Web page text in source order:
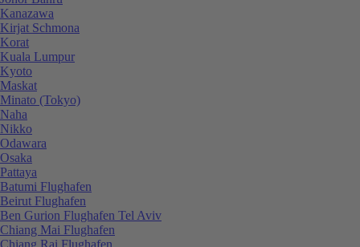
Kanazawa
Kirjat Schmona
Korat
Kuala Lumpur
Kyoto
Maskat
Minato (Tokyo)
Naha
Nikko
Odawara
Osaka
Pattaya
Batumi Flughafen
Beirut Flughafen
Ben Gurion Flughafen Tel Aviv
Chiang Mai Flughafen
Chiang Rai Flughafen